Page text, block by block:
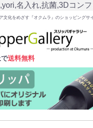
名入れ,抗菌,3Dコン
文化をめざす『オクムラ』のショッピングサ
送料無料